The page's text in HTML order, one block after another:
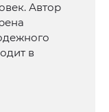
Автор
в